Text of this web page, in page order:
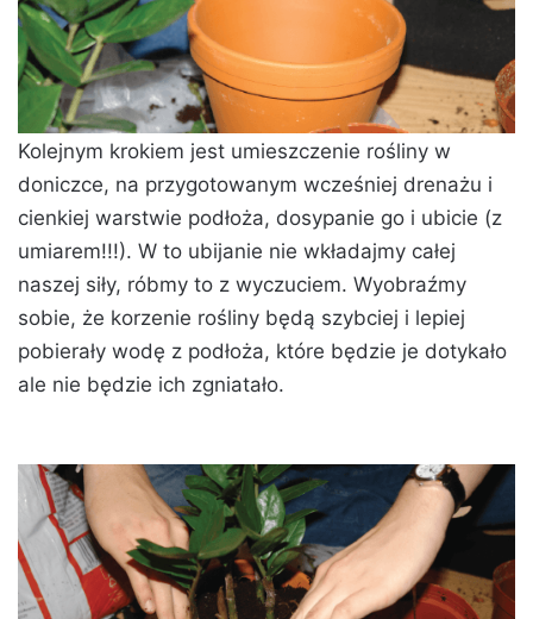
Kolejnym krokiem jest umieszczenie rośliny w
doniczce, na przygotowanym wcześniej drenażu i
cienkiej warstwie podłoża, dosypanie go i ubicie (z
umiarem!!!). W to ubijanie nie wkładajmy całej
naszej siły, róbmy to z wyczuciem. Wyobraźmy
sobie, że korzenie rośliny będą szybciej i lepiej
pobierały wodę z podłoża, które będzie je dotykało
ale nie będzie ich zgniatało.